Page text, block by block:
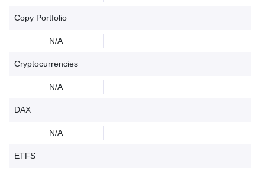
Copy Portfolio
N/A
Cryptocurrencies
N/A
DAX
N/A
ETFS